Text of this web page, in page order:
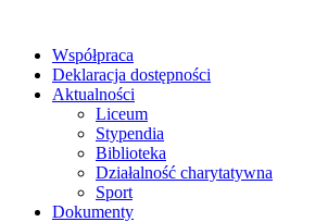
Współpraca
Deklaracja dostępności
Aktualności
Liceum
Stypendia
Biblioteka
Działalność charytatywna
Sport
Dokumenty